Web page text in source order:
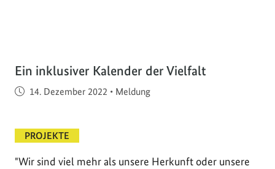
Ein inklusiver Kalender der Vielfalt
Veröffentlicht am
14. Dezember 2022 • Meldung
PROJEKTE
"Wir sind viel mehr als unsere Herkunft oder unsere